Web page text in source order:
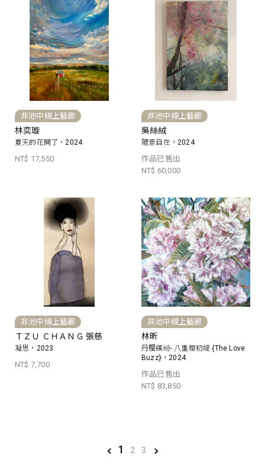
非池中線上藝廊
林奕璇
夏天的花開了，2024
NT$ 17,550
非池中線上藝廊
吳絲絨
隨意自在，2024
作品已售出
NT$ 60,000
非池中線上藝廊
ＴＺＵ ＣＨＡＮＧ 張慈
凝思，2023
NT$ 7,700
非池中線上藝廊
林昕
丹樱繽紛- 八重櫻初綻 {The Love
Buzz}，2024
作品已售出
NT$ 83,850
1 2 3